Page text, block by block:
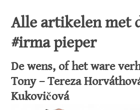
Alle artikelen met
#irma pieper
De wens, of het ware
Tony – Tereza
Kukovičová